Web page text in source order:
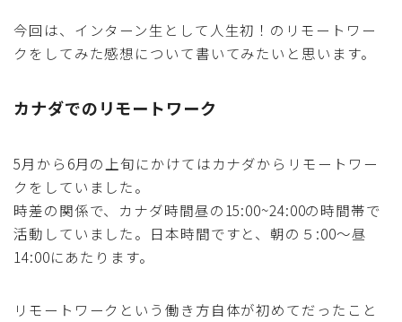
今回は、インターン生として人生初！のリモートワー
クをしてみた感想について書いてみたいと思います。
カナダでのリモートワーク
5月から6月の上旬にかけてはカナダからリモートワー
クをしていました。
時差の関係で、カナダ時間昼の15:00~24:00の時間帯で
活動していました。日本時間ですと、朝の５:00〜昼
14:00にあたります。
リモートワークという働き方自体が初めてだったこと